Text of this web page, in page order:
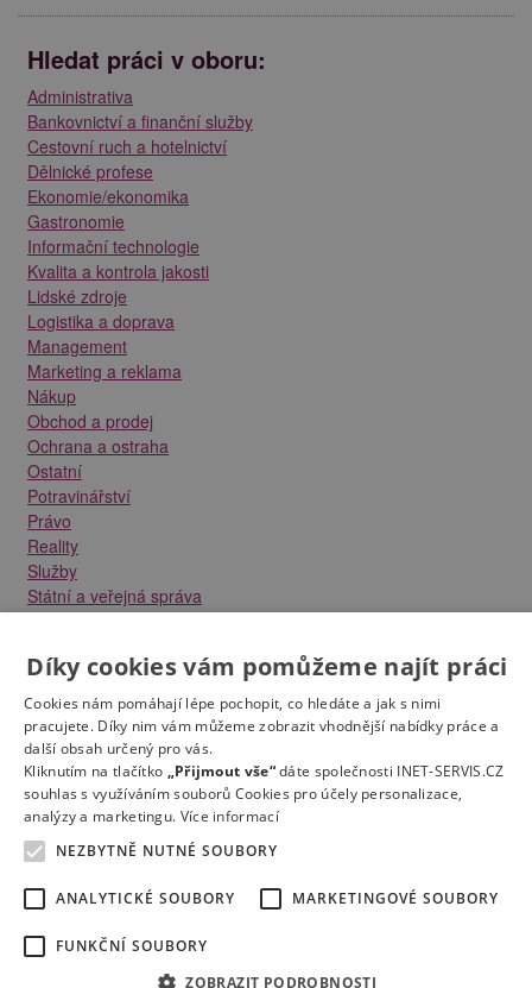
Hledat práci v oboru:
Administrativa
Bankovnictví a finanční služby
Cestovní ruch a hotelnictví
Dělnické profese
Ekonomie/ekonomika
Gastronomie
Informační technologie
Kvalita a kontrola jakosti
Lidské zdroje
Logistika a doprava
Management
Marketing a reklama
Nákup
Obchod a prodej
Ochrana a ostraha
Ostatní
Potravinářství
Právo
Reality
Služby
Státní a veřejná správa
Technika a elektrotechnika
Tvůrčí práce a design
Výroba
Vzdělávání a školství
Zdravotnictví
Zemědělství, lesnictví a vodní hospodářství
Kontakt Práce na e-mail
Nastavení cookies
© 2022Správnýkrok.cz
Díky cookies vám pomůžeme najít práci
Cookies nám pomáhají lépe pochopit, co hledáte a jak s nimi
pracujete. Díky nim vám můžeme zobrazit vhodnější nabídky práce a
další obsah určený pro vás.
Kliknutím na tlačítko „Přijmout vše“dáte společnosti INET-SERVIS.CZ
souhlas s využíváním souborů Cookies pro účely personalizace,
analýzy a marketingu. Více informací
NEZBYTNĚ NUTNÉ SOUBORY
ANALYTICKÉ SOUBORY MARKETINGOVÉ SOUBORY
FUNKČNÍ SOUBORY
ZOBRAZIT PODROBNOSTI